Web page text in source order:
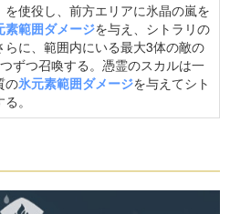
使役し、前方エリアに氷晶の嵐を
素範囲ダメージを与え、シトラリの
に、範囲内にいる最大3体の敵の
ずつ召喚する。憑霊のスカルは一
の氷元素範囲ダメージを与えてシト
。